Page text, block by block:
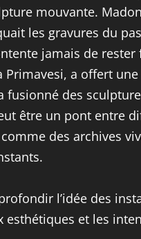
mouvante.
les gravures du
jamais de
Primavesi, a offert
fusionné des
être un pont entre
des archives
l’idée des
esthétiques et les